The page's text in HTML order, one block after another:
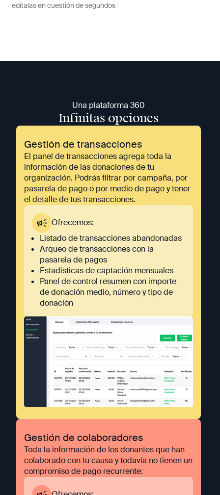
edítalas en cuestión de segundos
Una plataforma 360
Infinitas opciones
Gestión de transacciones
El panel de transacciones agrega toda la
información de las donaciones de tu
organización. Podrás filtrar por campaña, por
pasarela de pago o por medio de pago y tener
el detalle de tus transacciones.
Ofrecemos:
Listado de transacciones abandonadas
Arqueo de transacciones con la
pasarela de pagos
Estadísticas de captación mensuales
Panel de control resumen con importe
de donación medio, número y tipo de
donación
Gestión de colaboradores
Toda la información de los donantes que han
colaborado con tu causa y todavía no tienen un
compromiso de pago recurrente: